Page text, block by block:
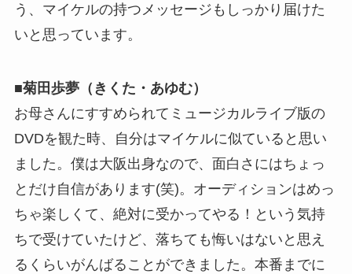
う、マイケルの持つメッセージもしっかり届けた
いと思っています。
■菊田歩夢（きくた・あゆむ）
お母さんにすすめられてミュージカルライブ版の
DVDを観た時、自分はマイケルに似ていると思い
ました。僕は大阪出身なので、面白さにはちょっ
とだけ自信があります(笑)。オーディションはめっ
ちゃ楽しくて、絶対に受かってやる！という気持
ちで受けていたけど、落ちても悔いはないと思え
るくらいがんばることができました。本番までに